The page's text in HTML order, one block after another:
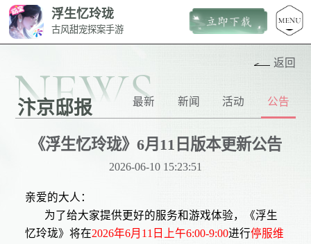
浮生忆玲珑
古风甜宠探案手游
NEWS
汴京邸报
返回
最新 新闻 活动 公告
《浮生忆玲珑》6月11日版本更新公告
2026-06-10 15:23:51
亲爱的大人：
为了给大家提供更好的服务和游戏体验，《浮生
忆玲珑》将在2026年6月11日上午6:00-9:00进行停服维